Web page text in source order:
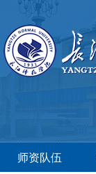
师资队伍